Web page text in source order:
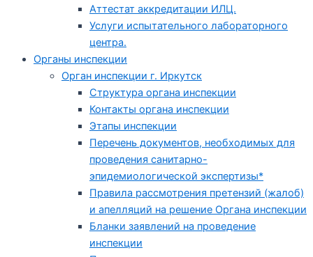
Аттестат аккредитации ИЛЦ.
Услуги испытательного лабораторного
центра.
Органы инспекции
Орган инспекции г. Иркутск
Структура органа инспекции
Контакты органа инспекции
Этапы инспекции
Перечень документов, необходимых для
проведения санитарно-
эпидемиологической экспертизы*
Правила рассмотрения претензий (жалоб)
и апелляций на решение Органа инспекции
Бланки заявлений на проведение
инспекции